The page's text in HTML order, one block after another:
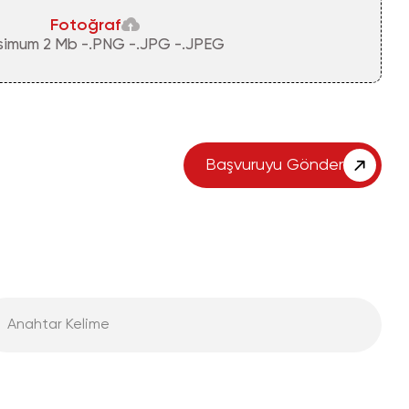
Fotoğraf
2 Mb -.PNG -.JPG -.JPEG
Başvuruyu Gönder